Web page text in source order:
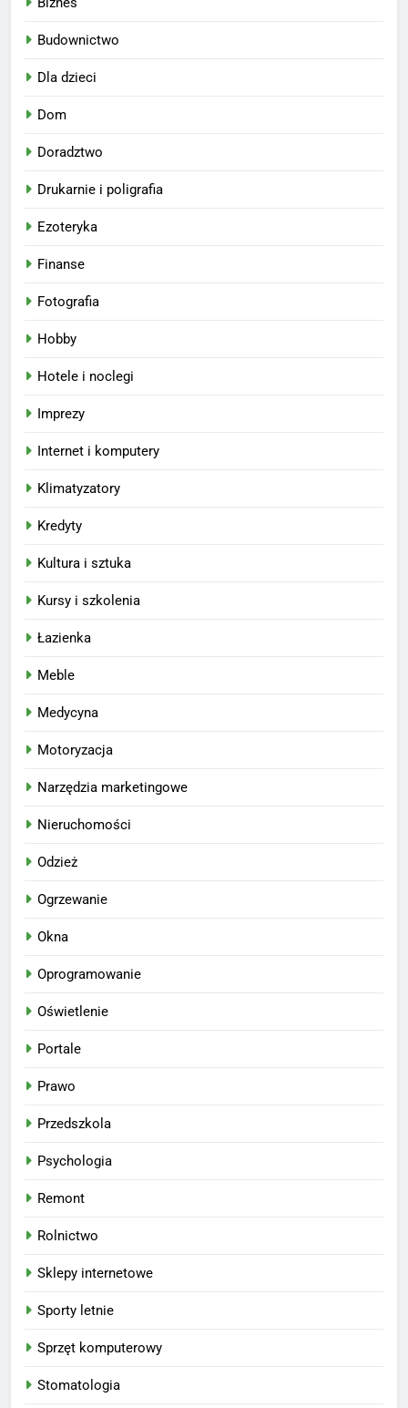
Budownictwo
Dla dzieci
Dom
Doradztwo
Drukarnie i poligrafia
Ezoteryka
Finanse
Fotografia
Hobby
Hotele i noclegi
Imprezy
Internet i komputery
Klimatyzatory
Kredyty
Kultura i sztuka
Kursy i szkolenia
Łazienka
Meble
Medycyna
Motoryzacja
Narzędzia marketingowe
Nieruchomości
Odzież
Ogrzewanie
Okna
Oprogramowanie
Oświetlenie
Portale
Prawo
Przedszkola
Psychologia
Remont
Rolnictwo
Sklepy internetowe
Sporty letnie
Sprzęt komputerowy
Stomatologia